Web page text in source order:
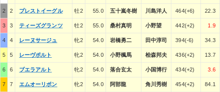
2 2 プレストイーグル 牡2 55.0 五十嵐冬樹 川島洋人 464(+6) 22.3
3 3 ティーズグランツ 牡2 55.0 桑村真明 小野望 442(+2) 1.9
4 4 レーヌサージュ 牝2 54.0 岩橋勇二 田中淳司 394(-6) 34.3
5 5 レーヴポルト 牝2 54.0 小野楓馬 桧森邦夫 436(+2) 13.7
6 6 ブエラアルト 牝2 54.0 落合玄太 小国博行 434(+2) 3.6
7 7 エムオーリボン 牝2 54.0 阿部龍 角川秀樹 454(+2) 84.1